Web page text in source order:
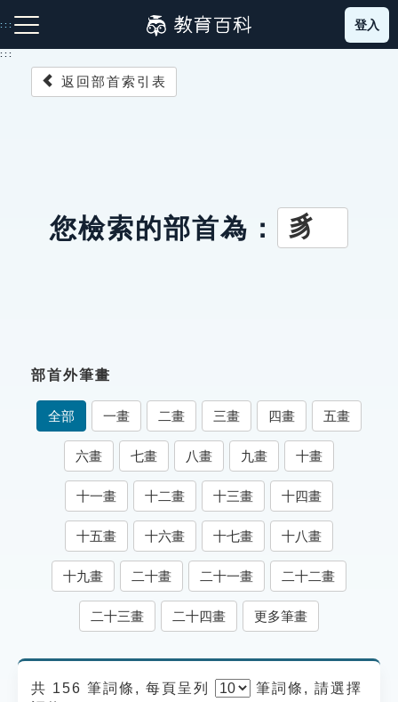
到
主
:::
成語故事
索引選單
知識索引
單字索引
生命大百科索引
遊戲專區
貓頭鷹博士
登入
:::
返回部首索引表
您檢索的部首為： 豸
部首外筆畫
全部 一畫 二畫 三畫 四畫 五畫
六畫 七畫 八畫 九畫 十畫
十一畫 十二畫 十三畫 十四畫
十五畫 十六畫 十七畫 十八畫
十九畫 二十畫 二十一畫 二十二畫
二十三畫 二十四畫 更多筆畫
共 156 筆詞條, 每頁呈列 筆詞條, 請選擇